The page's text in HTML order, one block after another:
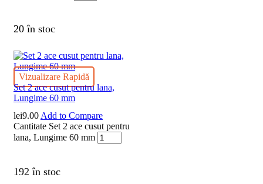
20 în stoc
Vizualizare Rapidă
Set 2 ace cusut pentru lana,
Lungime 60 mm
lei9.00 Add to Compare
Cantitate Set 2 ace cusut pentru
lana, Lungime 60 mm
192 în stoc